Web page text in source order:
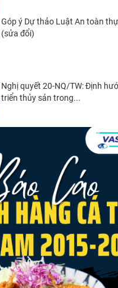
Góp ý Dự thảo Luật An toàn
(sửa đổi)
Nghị quyết 20-NQ/TW: Định
triển thủy sản trong...
Thuế Mục 301 và bài toán
tôm Việt tại thị...
Nguồn cung giảm, giá cá rô phi
tiếp tục tăng
Điểm tin thủy sản thế giới ngày